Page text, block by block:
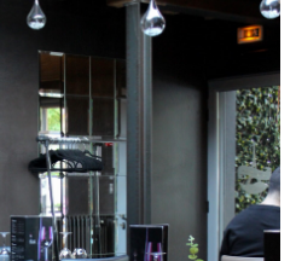
d’un Restaurant Val de
améliore la réputation d’un
géographique d’un
un critère pratique important.
Val de Marne
Un Restaurant Val de Marne
détendu. Pour recevoir des
de Marne sérieux peut être
renforce la satisfaction des clients
La singularité d’un Restaurant Val
recettes. La constance